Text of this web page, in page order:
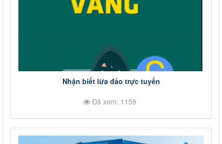
Nhận biết lừa đảo trực tuyến
Đã xem: 1159